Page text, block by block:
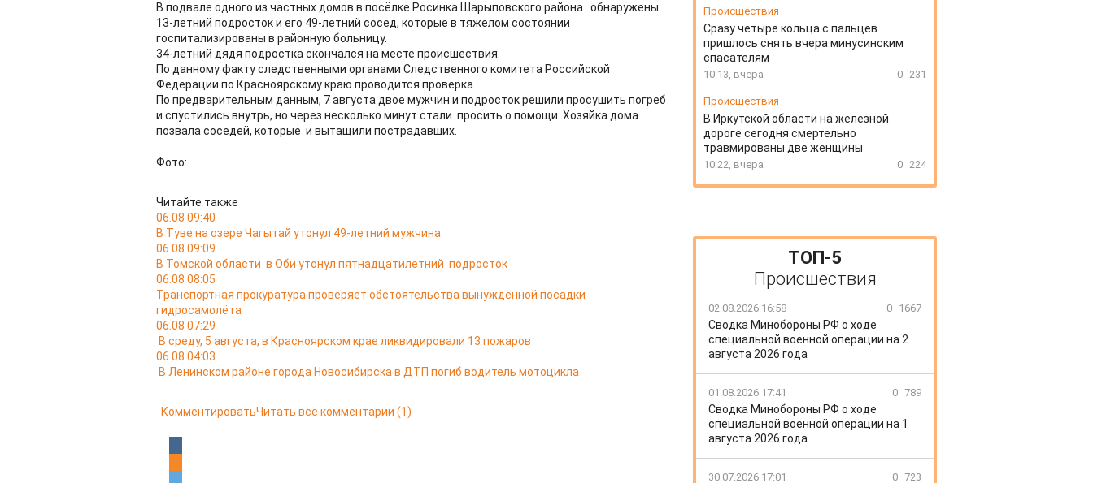
В подвале одного из частных домов в посёлке Росинка Шарыповского района обнаружены
13-летний подросток и его 49-летний сосед, которые в тяжелом состоянии
госпитализированы в районную больницу.
34-летний дядя подростка скончался на месте происшествия.
По данному факту следственными органами Следственного комитета Российской
Федерации по Красноярскому краю проводится проверка.
По предварительным данным, 7 августа двое мужчин и подросток решили просушить погреб
и спустились внутрь, но через несколько минут стали просить о помощи. Хозяйка дома
позвала соседей, которые и вытащили пострадавших.
Фото:
Читайте также
06.08 09:40
В Туве на озере Чагытай утонул 49-летний мужчина
06.08 09:09
В Томской области в Оби утонул пятнадцатилетний подросток
06.08 08:05
Транспортная прокуратура проверяет обстоятельства вынужденной посадки
гидросамолёта
06.08 07:29
В среду, 5 августа, в Красноярском крае ликвидировали 13 пожаров
06.08 04:03
В Ленинском районе города Новосибирска в ДТП погиб водитель мотоцикла
КомментироватьЧитать все комментарии (1)
Происшествия
Сразу четыре кольца с пальцев
пришлось снять вчера минусинским
спасателям
10:13, вчера 0 231
Происшествия
В Иркутской области на железной
дороге сегодня смертельно
травмированы две женщины
10:22, вчера 0 224
ТОП-5
Происшествия
02.08.2026 16:58 0 1667
Сводка Минобороны РФ о ходе
специальной военной операции на 2
августа 2026 года
01.08.2026 17:41 0 789
Сводка Минобороны РФ о ходе
специальной военной операции на 1
августа 2026 года
30.07.2026 17:01 0 723